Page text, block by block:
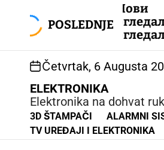
e
POSLEDNJE
Нови
огледала,
огледала.
Četvrtak, 6 Augusta
ELEKTRONIKA
Elektronika na dohvat
3D ŠTAMPAČI ALARMNI
TV UREĐAJI I ELEKTRONIKA